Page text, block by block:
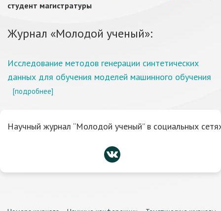
студент магистратуры
Журнал «Молодой ученый»:
Исследование методов генерации синтетических
данных для обучения моделей машинного обучения
[подробнее]
Научный журнал “Молодой ученый” в социальных